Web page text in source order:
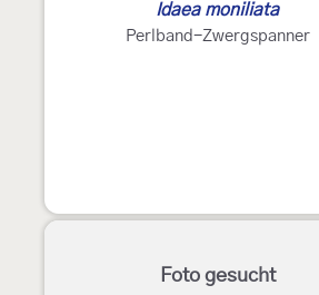
Idaea moniliata
Perlband-Zwergspanner
Foto gesucht